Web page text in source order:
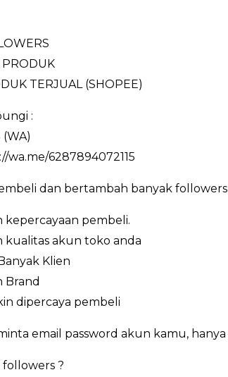
PRODUK
TERJUAL (SHOPEE)
:
wa.me/6287894072115
dan bertambah banyak
kepercayaan pembeli.
kualitas akun toko anda
Klien
Brand
dipercaya pembeli
email password akun kamu,
?